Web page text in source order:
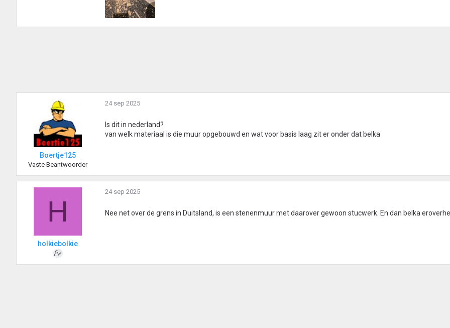
Boertje125
Vaste Beantwoorder
24 sep 2025
Is dit in nederland?
van welk materiaal is die muur opgebouwd en wat voor basis laag zit er onder dat belka
H
holkiebolkie
24 sep 2025
Nee net over de grens in Duitsland, is een stenenmuur met daarover gewoon stucwerk. En dan belka